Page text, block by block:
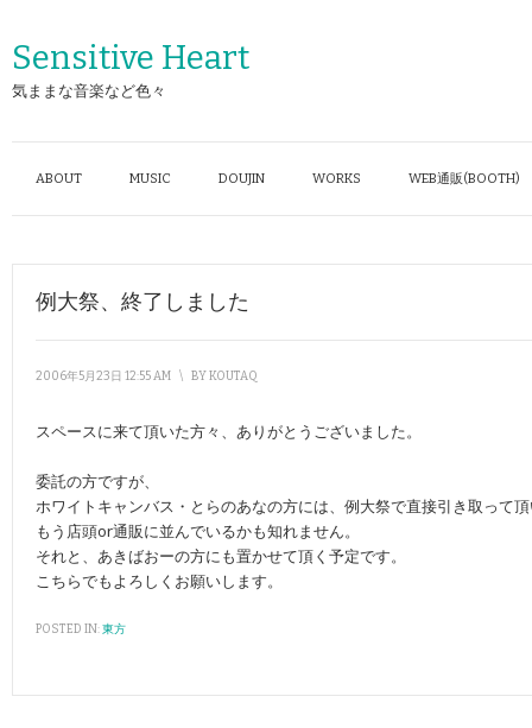
Sensitive Heart
気ままな音楽など色々
ABOUT MUSIC DOUJIN WORKS WEB通販(BOOTH)
例大祭、終了しました
2006年5月23日 12:55 AM \ BYKOUTAQ
スペースに来て頂いた方々、ありがとうございました。
委託の方ですが、
ホワイトキャンバス・とらのあなの方には、例大祭で直接引き取って
もう店頭or通販に並んでいるかも知れません。
それと、あきばおーの方にも置かせて頂く予定です。
こちらでもよろしくお願いします。
POSTED IN:東方